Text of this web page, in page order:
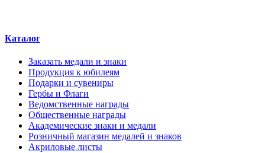
Каталог
Заказать медали и знаки
Продукция к юбилеям
Подарки и сувениры
Гербы и Флаги
Ведомственные награды
Общественные награды
Академические знаки и медали
Розничный магазин медалей и знаков
Акриловые листы